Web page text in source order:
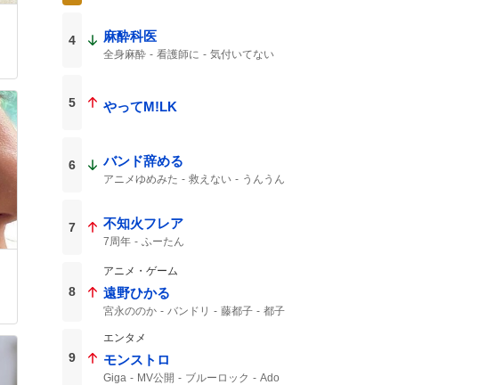
4 麻酔科医
全身麻酔 看護師に 気付いてない
5 やってM!LK
6 バンド辞める
アニメゆめみた 救えない うんうん
7 不知火フレア
7周年 ふーたん
8
アニメ・ゲーム
遠野ひかる
宮永ののか バンドリ 藤都子 都子
9
エンタメ
モンストロ
Giga MV公開 ブルーロック
Ado